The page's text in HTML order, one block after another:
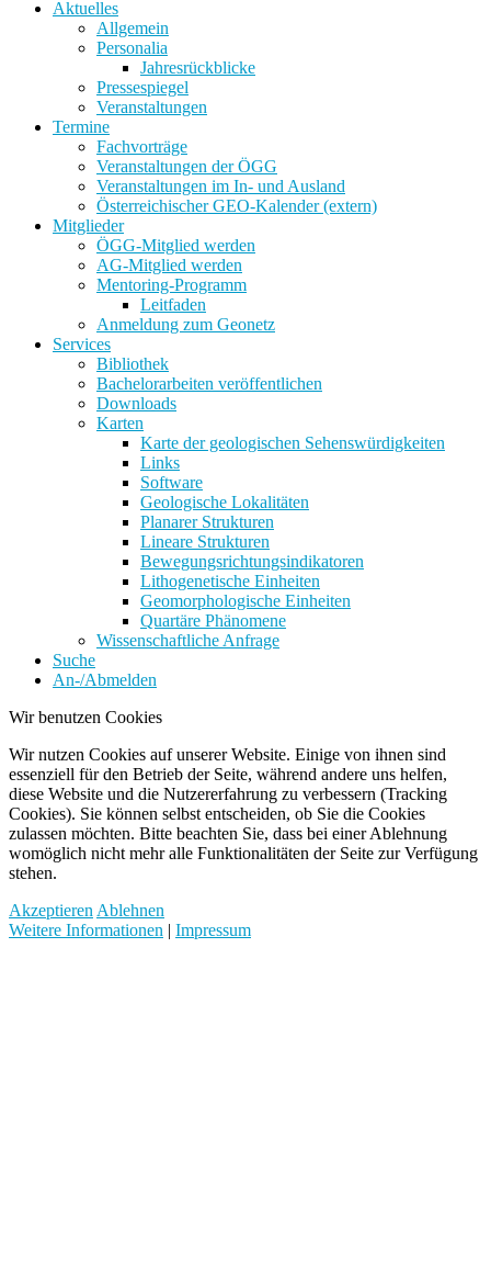
Aktuelles
Allgemein
Personalia
Jahresrückblicke
Pressespiegel
Veranstaltungen
Termine
Fachvorträge
Veranstaltungen der ÖGG
Veranstaltungen im In- und Ausland
Österreichischer GEO-Kalender (extern)
Mitglieder
ÖGG-Mitglied werden
AG-Mitglied werden
Mentoring-Programm
Leitfaden
Anmeldung zum Geonetz
Services
Bibliothek
Bachelorarbeiten veröffentlichen
Downloads
Karten
Karte der geologischen Sehenswürdigkeiten
Links
Software
Geologische Lokalitäten
Planarer Strukturen
Lineare Strukturen
Bewegungsrichtungsindikatoren
Lithogenetische Einheiten
Geomorphologische Einheiten
Quartäre Phänomene
Wissenschaftliche Anfrage
Suche
An-/Abmelden
Wir benutzen Cookies
Wir nutzen Cookies auf unserer Website. Einige von ihnen sind
essenziell für den Betrieb der Seite, während andere uns helfen,
diese Website und die Nutzererfahrung zu verbessern (Tracking
Cookies). Sie können selbst entscheiden, ob Sie die Cookies
zulassen möchten. Bitte beachten Sie, dass bei einer Ablehnung
womöglich nicht mehr alle Funktionalitäten der Seite zur Verfügung
stehen.
Akzeptieren Ablehnen
Weitere Informationen | Impressum